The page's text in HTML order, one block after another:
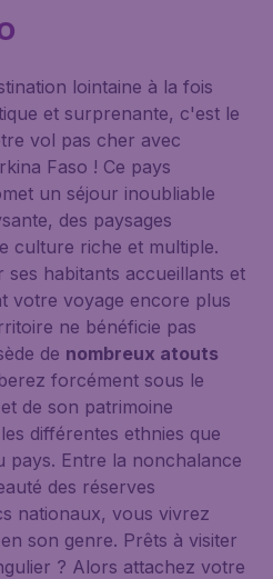
lointaine à la fois
et surprenante, c'est le
vol pas cher avec
Faso ! Ce pays
un séjour inoubliable
des paysages
culture riche et multiple.
ses habitants accueillants et
votre voyage encore plus
ne bénéficie pas
de nombreux atouts
forcément sous le
de son patrimoine
différentes ethnies que
pays. Entre la nonchalance
des réserves
nationaux, vous vivrez
son genre. Prêts à visiter
? Alors attachez votre